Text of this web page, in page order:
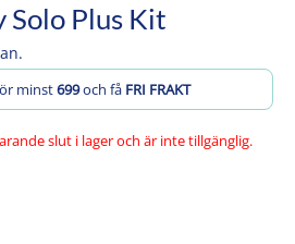
Solo Plus Kit
minst699och få FRI FRAKT
slut i lager och är inte tillgänglig.